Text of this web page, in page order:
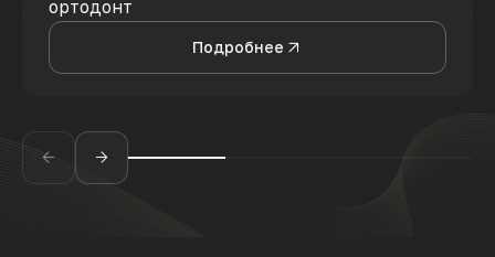
ортодонт
Подробнее